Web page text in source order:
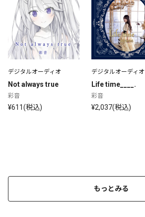
デジタルオーディオ
Not always true
彩音
¥611(税込)
デジタルオーディオ
Life time____.
彩音
¥2,037(税込)
もっとみる